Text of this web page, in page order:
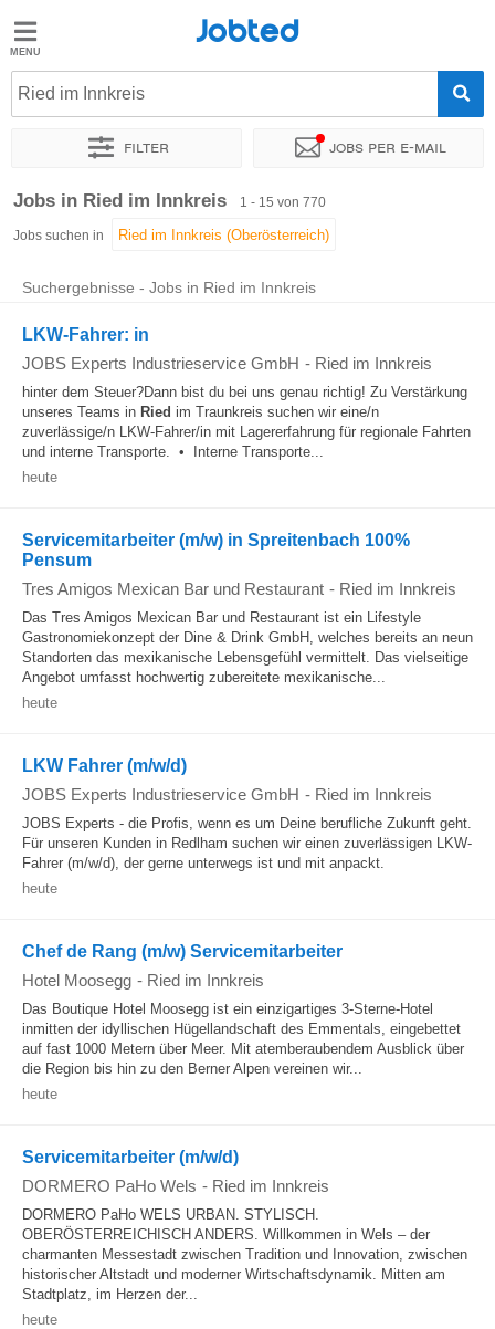
Jobted
Jobs
Jobted
Ried im Innkreis
Filter Jobs per e-mail
Sortieren nach Genauer Standort Unternehmen
Jobs in Ried im Innkreis 1 - 15 von 770
Jobs suchen in
Suchergebnisse - Jobs in Ried im Innkreis
LKW-Fahrer: in
JOBS Experts Industrieservice GmbH - Ried im Innkreis
hinter dem Steuer?Dann bist du bei uns genau richtig! Zu Verstärkung
unseres Teams in Ried im Traunkreis suchen wir eine/n
zuverlässige/n LKW-Fahrer/in mit Lagererfahrung für regionale Fahrten
und interne Transporte. • Interne Transporte...
heute
Servicemitarbeiter (m/w) in Spreitenbach 100%
Pensum
Tres Amigos Mexican Bar und Restaurant - Ried im Innkreis
Das Tres Amigos Mexican Bar und Restaurant ist ein Lifestyle
Gastronomiekonzept der Dine & Drink GmbH, welches bereits an neun
Standorten das mexikanische Lebensgefühl vermittelt. Das vielseitige
Angebot umfasst hochwertig zubereitete mexikanische...
heute
LKW Fahrer (m/w/d)
JOBS Experts Industrieservice GmbH - Ried im Innkreis
JOBS Experts - die Profis, wenn es um Deine berufliche Zukunft geht.
Für unseren Kunden in Redlham suchen wir einen zuverlässigen LKW-
Fahrer (m/w/d), der gerne unterwegs ist und mit anpackt.
heute
Chef de Rang (m/w) Servicemitarbeiter
Hotel Moosegg - Ried im Innkreis
Das Boutique Hotel Moosegg ist ein einzigartiges 3-Sterne-Hotel
inmitten der idyllischen Hügellandschaft des Emmentals, eingebettet
auf fast 1000 Metern über Meer. Mit atemberaubendem Ausblick über
die Region bis hin zu den Berner Alpen vereinen wir...
heute
Servicemitarbeiter (m/w/d)
DORMERO PaHo Wels - Ried im Innkreis
DORMERO PaHo WELS URBAN. STYLISCH.
OBERÖSTERREICHISCH ANDERS. Willkommen in Wels – der
charmanten Messestadt zwischen Tradition und Innovation, zwischen
historischer Altstadt und moderner Wirtschaftsdynamik. Mitten am
Stadtplatz, im Herzen der...
heute